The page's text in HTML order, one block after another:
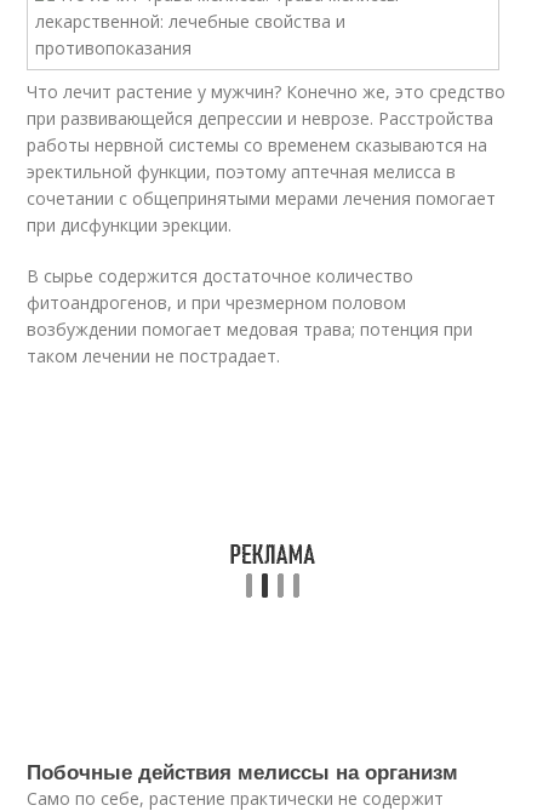
Что лечит растение у мужчин? Конечно же, это средство
при развивающейся депрессии и неврозе. Расстройства
работы нервной системы со временем сказываются на
эректильной функции, поэтому аптечная мелисса в
сочетании с общепринятыми мерами лечения помогает
при дисфункции эрекции.
В сырье содержится достаточное количество
фитоандрогенов, и при чрезмерном половом
возбуждении помогает медовая трава; потенция при
таком лечении не пострадает.
Побочные действия мелиссы на организм
Само по себе, растение практически не содержит